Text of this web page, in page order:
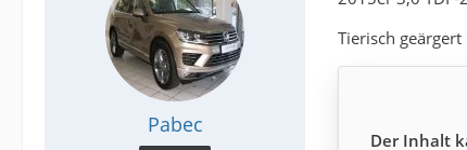
Pabec
Tierisch
Der Inhalt